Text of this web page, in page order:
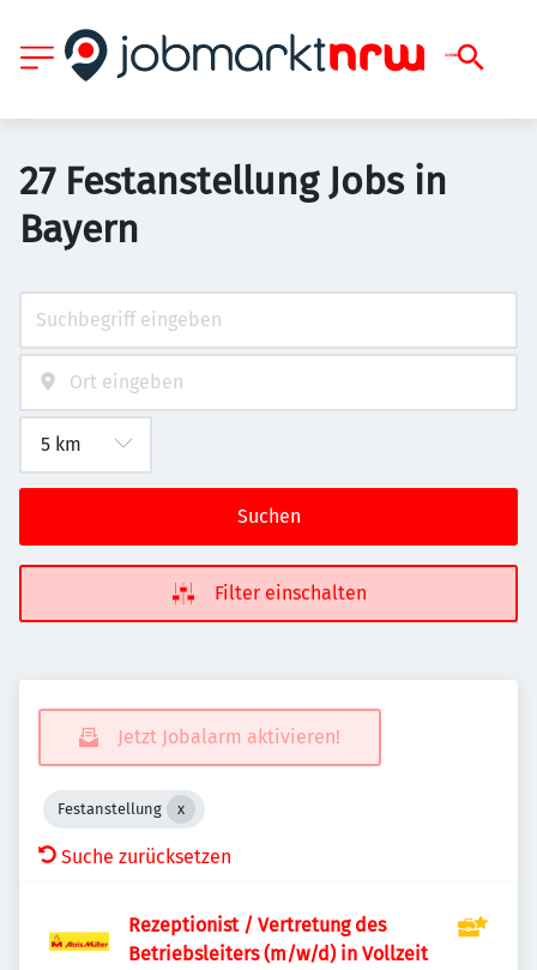
27 Festanstellung Jobs in
Bayern
Suchen
Filter einschalten
Jetzt Jobalarm aktivieren!
Festanstellung
Suche zurücksetzen
Rezeptionist / Vertretung des
Betriebsleiters (m/w/d) in Vollzeit